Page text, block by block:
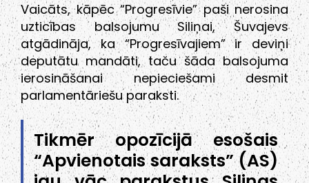
Vaicāts, kāpēc “Progresīvie” paši nerosina
uzticības balsojumu Siliņai, Šuvajevs
atgādināja, ka “Progresīvajiem” ir deviņi
deputātu mandāti, taču šāda balsojuma
ierosināšanai nepieciešami desmit
parlamentāriešu paraksti.
Tikmēr opozīcijā esošais
“Apvienotais saraksts” (AS)